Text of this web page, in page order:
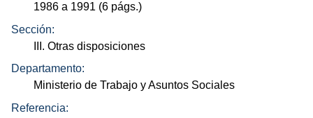
1986 a 1991 (6 págs.)
Sección:
III. Otras disposiciones
Departamento:
Ministerio de Trabajo y Asuntos Sociales
Referencia: